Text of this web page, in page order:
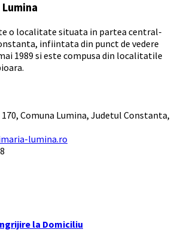
o localitate situata in partea central-
infiintata din punct de vedere
1989 si este compusa din localitatile
170, Comuna Lumina, Judetul Constanta,
lumina.ro
la Domiciliu